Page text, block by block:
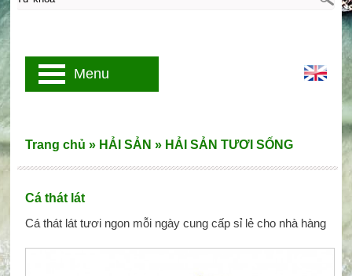
Cá thát lát
Cá thát lát tươi ngon mỗi ngày cung cấp sỉ lẻ cho nhà hàng
Trang chủ » HẢI SẢN » HẢI SẢN TƯƠI SỐNG
Menu